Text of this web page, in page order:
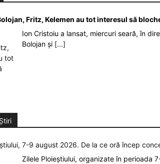
Fritz, Kelemen au tot interesul să
Ion Cristoiu a lansat, miercuri seară, în
Bolojan și [...]
7-9 august 2026. De la ce oră încep
Zilele Ploieștiului, organizate în perioada